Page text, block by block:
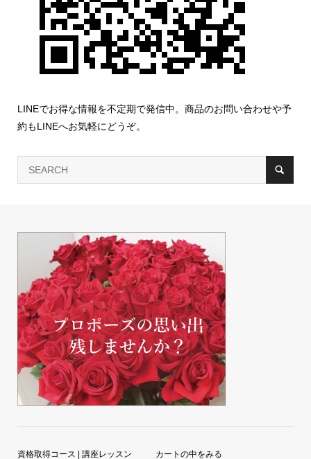
LINEでお得な情報を不定期で発信中。商品のお問い合わせや予